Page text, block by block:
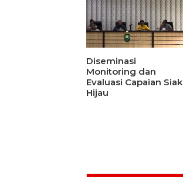
Diseminasi
Monitoring dan
Evaluasi Capaian Siak
Hijau